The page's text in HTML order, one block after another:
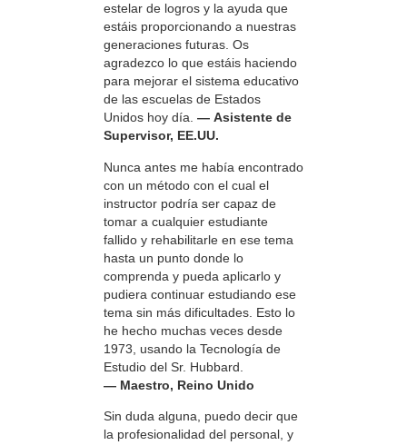
estelar de logros y la ayuda que
estáis proporcionando a nuestras
generaciones futuras. Os
agradezco lo que estáis haciendo
para mejorar el sistema educativo
de las escuelas de Estados
Unidos hoy día. — Asistente de
Supervisor, EE.UU.
Nunca antes me había encontrado
con un método con el cual el
instructor podría ser capaz de
tomar a cualquier estudiante
fallido y rehabilitarle en ese tema
hasta un punto donde lo
comprenda y pueda aplicarlo y
pudiera continuar estudiando ese
tema sin más dificultades. Esto lo
he hecho muchas veces desde
1973, usando la Tecnología de
Estudio del Sr. Hubbard.
— Maestro, Reino Unido
Sin duda alguna, puedo decir que
la profesionalidad del personal, y